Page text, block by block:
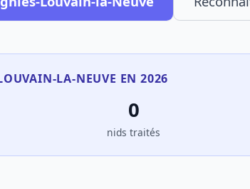
LA-NEUVE EN 2026
0
nids traités